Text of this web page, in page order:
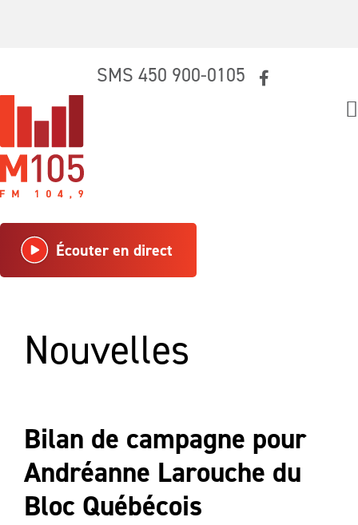
content
SMS 450 900-0105
Écouter en direct
Nouvelles
Bilan de campagne pour
Andréanne Larouche du
Bloc Québécois